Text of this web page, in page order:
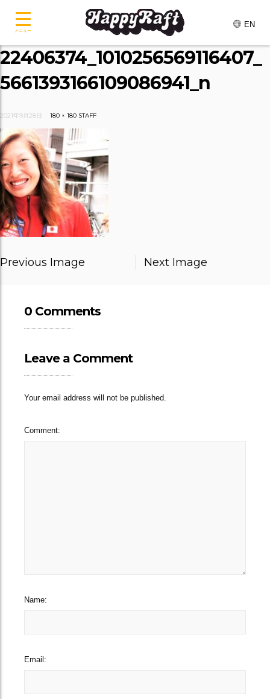
EN
22406374_1010256569116407_
5661393166109086941_n
2021年9月28日 180 × 180 STAFF
Previous Image Next Image
0 Comments
Leave a Comment
Your email address will not be published.
Comment:
Name:
Email:
メニュー